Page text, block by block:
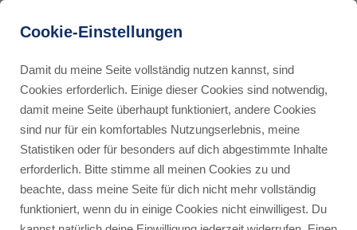
Cookie-Einstellungen
Damit du meine Seite vollständig nutzen kannst, sind
Cookies erforderlich. Einige dieser Cookies sind notwendig,
damit meine Seite überhaupt funktioniert, andere Cookies
sind nur für ein komfortables Nutzungserlebnis, meine
Statistiken oder für besonders auf dich abgestimmte Inhalte
erforderlich. Bitte stimme all meinen Cookies zu und
beachte, dass meine Seite für dich nicht mehr vollständig
funktioniert, wenn du in einige Cookies nicht einwilligest. Du